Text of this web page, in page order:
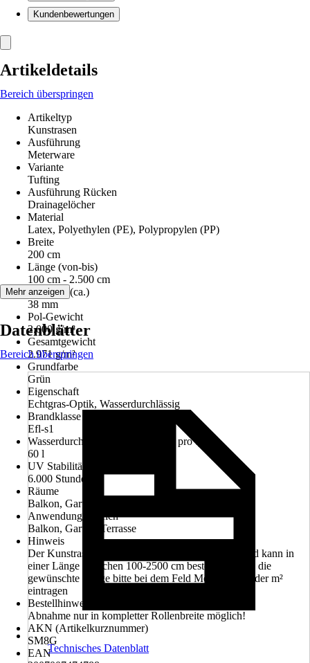
Kundenbewertungen
Artikeldetails
Bereich überspringen
Artikeltyp
Kunstrasen
Ausführung
Meterware
Variante
Tufting
Ausführung Rücken
Drainagelöcher
Material
Latex, Polyethylen (PE), Polypropylen (PP)
Breite
200 cm
Länge (von-bis)
100 cm - 2.500 cm
Florhöhe (ca.)
38 mm
Pol-Gewicht
2.000 g/m²
Gesamtgewicht
2.971 g/m²
Grundfarbe
Grün
Eigenschaft
Echtgras-Optik, Wasserdurchlässig
Brandklasse
Efl-s1
Wasserdurchlässigkeit pro Minute pro qm
60 l
UV Stabilität
6.000 Stunden
Räume
Balkon, Garten, Terrasse
Anwendungsbereich
Balkon, Garten, Terrasse
Hinweis
Der Kunstrasen hat eine feste Breite von 200 cm und kann in
einer Länge zwischen 100-2500 cm bestellt werden, die
gewünschte Länge bitte bei dem Feld Menge in m oder m²
eintragen
Bestellhinweis
Abnahme nur in kompletter Rollenbreite möglich!
AKN (Artikelkurznummer)
SM8G
EAN
Mehr anzeigen
Datenblätter
Bereich überspringen
Technisches Datenblatt